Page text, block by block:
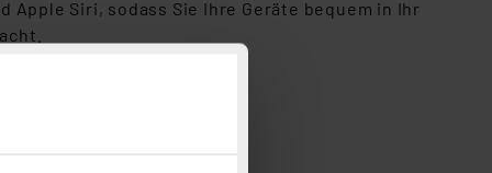
Siri, sodass Sie Ihre Geräte bequem in Ihr